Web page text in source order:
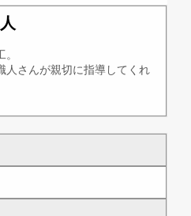
人さんが親切に指導してくれ